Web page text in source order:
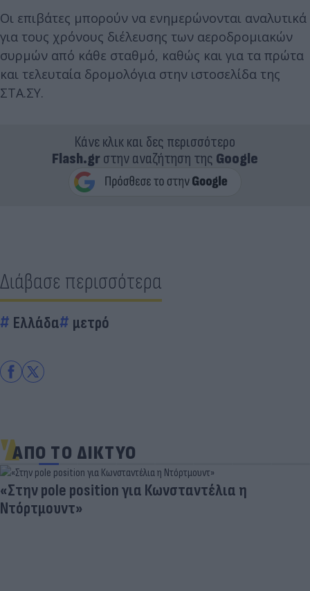
Οι επιβάτες μπορούν να ενημερώνονται αναλυτικά
για τους χρόνους διέλευσης των αεροδρομιακών
συρμών από κάθε σταθμό, καθώς και για τα πρώτα
και τελευταία δρομολόγια στην ιστοσελίδα της
ΣΤΑ.ΣΥ.
Κάνε κλικ και δες περισσότερο
Flash.grστην αναζήτηση της Google
Διάβασε περισσότερα
Ελλάδα μετρό
ΑΠΟ ΤΟ ΔΙΚΤΥΟ
«Στην pole position για Κωνσταντέλια η
Ντόρτμουντ»